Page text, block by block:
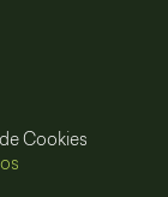
Cookies